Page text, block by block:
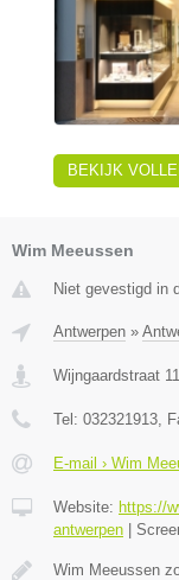
BEKIJK
Wim Meeussen
Niet gevestigd in
Antwerpen »
Wijngaardstraat 11
Tel: 032321913 ,
E-mail › Wim
Website: https://
antwerpen
Wim Meeussen